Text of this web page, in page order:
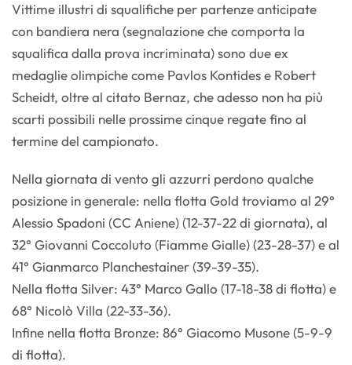
Vittime illustri di squalifiche per partenze anticipate
con bandiera nera (segnalazione che comporta la
squalifica dalla prova incriminata) sono due ex
medaglie olimpiche come Pavlos Kontides e Robert
Scheidt, oltre al citato Bernaz, che adesso non ha più
scarti possibili nelle prossime cinque regate fino al
termine del campionato.
Nella giornata di vento gli azzurri perdono qualche
posizione in generale: nella flotta Gold troviamo al 29°
Alessio Spadoni (CC Aniene) (12-37-22 di giornata), al
32° Giovanni Coccoluto (Fiamme Gialle) (23-28-37) e al
41° Gianmarco Planchestainer (39-39-35).
Nella flotta Silver: 43° Marco Gallo (17-18-38 di flotta) e
68° Nicolò Villa (22-33-36).
Infine nella flotta Bronze: 86° Giacomo Musone (5-9-9
di flotta).